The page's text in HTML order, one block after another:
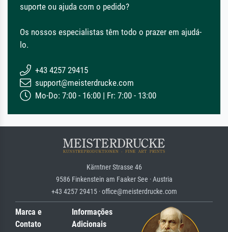
suporte ou ajuda com o pedido?
Os nossos especialistas têm todo o prazer em ajudá-
lo.
+43 4257 29415
support@meisterdrucke.com
Mo-Do: 7:00 - 16:00 | Fr: 7:00 - 13:00
Kärntner Strasse 46
9586 Finkenstein am Faaker See · Austria
+43 4257 29415 · office@meisterdrucke.com
Marca e
Contato
Informações
Adicionais